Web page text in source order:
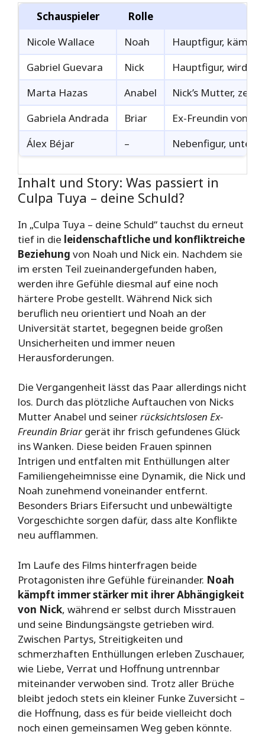
Schauspieler Rolle
Nicole Wallace
Noah
Hauptfigur,
Gabriel Guevara
Nick
Hauptfigur, wird
Marta Hazas
Anabel
Nick’s Mutter,
Gabriela Andrada
Briar
Ex-Freundin von
Álex Béjar
– Nebenfigur,
Inhalt und Story: Was passiert in
Culpa Tuya – deine Schuld?
In „Culpa Tuya – deine Schuld“ tauchst du erneut
tief in die leidenschaftliche und konfliktreiche
Beziehung von Noah und Nick ein. Nachdem sie
im ersten Teil zueinandergefunden haben,
werden ihre Gefühle diesmal auf eine noch
härtere Probe gestellt. Während Nick sich
beruflich neu orientiert und Noah an der
Universität startet, begegnen beide großen
Unsicherheiten und immer neuen
Herausforderungen.
Die Vergangenheit lässt das Paar allerdings nicht
los. Durch das plötzliche Auftauchen von Nicks
Mutter Anabel und seinerrücksichtslosen Ex-
Freundin Briargerät ihr frisch gefundenes Glück
ins Wanken. Diese beiden Frauen spinnen
Intrigen und entfalten mit Enthüllungen alter
Familiengeheimnisse eine Dynamik, die Nick und
Noah zunehmend voneinander entfernt.
Besonders Briars Eifersucht und unbewältigte
Vorgeschichte sorgen dafür, dass alte Konflikte
neu aufflammen.
Im Laufe des Films hinterfragen beide
Protagonisten ihre Gefühle füreinander. Noah
kämpft immer stärker mit ihrer Abhängigkeit
von Nick, während er selbst durch Misstrauen
und seine Bindungsängste getrieben wird.
Zwischen Partys, Streitigkeiten und
schmerzhaften Enthüllungen erleben Zuschauer,
wie Liebe, Verrat und Hoffnung untrennbar
miteinander verwoben sind. Trotz aller Brüche
bleibt jedoch stets ein kleiner Funke Zuversicht –
die Hoffnung, dass es für beide vielleicht doch
noch einen gemeinsamen Weg geben könnte.